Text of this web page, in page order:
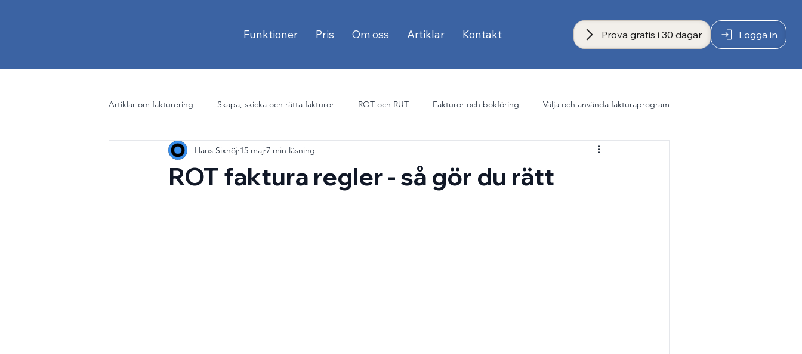
Funktioner Pris Om oss Artiklar Kontakt Prova gratis i 30 dagar Logga in
Artiklar om fakturering Skapa, skicka och rätta fakturor ROT och RUT Fakturor och bokföring Välja och använda fakturaprogram
Betalning, kvitton och påminnelser E-faktura och offentlig sektor
ROT faktura regler - så gör du rätt
Hans Sixhöj 15 maj 7 min läsning